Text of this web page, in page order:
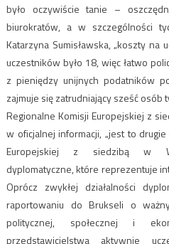
było oczywiście tanie –
biurokratów, a w szczególności
Katarzyna Sumisławska, „koszty na
uczestników było 18, więc łatwo
z pieniędzy unijnych podatników
zajmuje się zatrudniający sześć
Regionalne Komisji Europejskiej z
w oficjalnej informacji, „jest to
Europejskiej z siedzibą w
dyplomatyczne, które reprezentuje
Oprócz zwykłej działalności
raportowaniu do Brukseli o
politycznej, społecznej i
przedstawicielstwa aktywnie